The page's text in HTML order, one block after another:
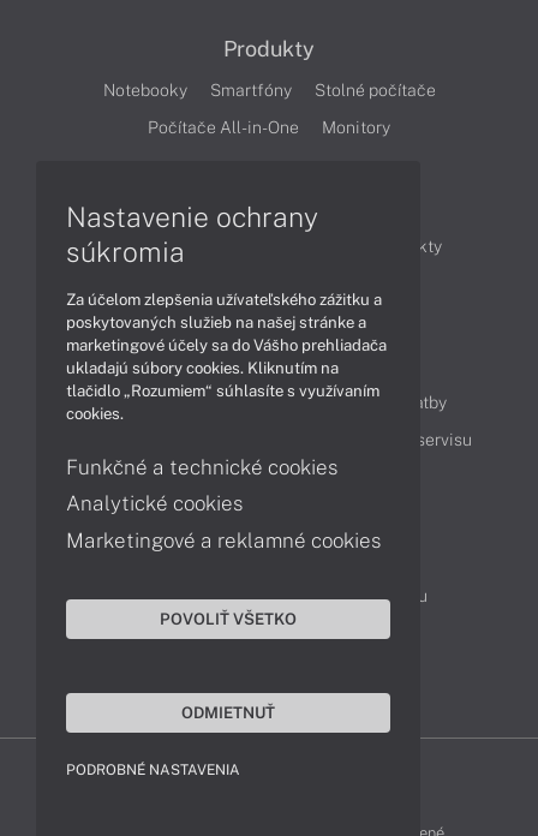
Produkty
Notebooky Smartfóny
Stolné počítače
Počítače All-in-One
Monitory
Články
Obchodné informácie
Produkty
Obsah
Ako nakupovať
Možnosti doručenia a platby
Cenník servisu
Kontakty
Servisné oddelenie
Reklamácia tovaru
Nastavenie ochrany
súkromia
Za účelom zlepšenia užívateľského zážitku a
poskytovaných služieb na našej stránke a
marketingové účely sa do Vášho prehliadača
ukladajú súbory cookies. Kliknutím na
tlačidlo „Rozumiem“ súhlasíte s využívaním
cookies.
Funkčné a technické cookies
Analytické cookies
Marketingové a reklamné cookies
POVOLIŤ VŠETKO
ODMIETNUŤ
PODROBNÉ NASTAVENIA